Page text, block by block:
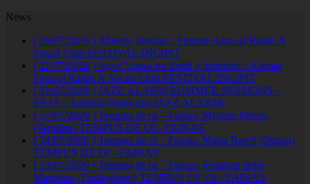
News
[ 28/07/2026 ] Albergo Savoia :: Simone Azzu al Radio X
Social Club FESTIVAL INCIPIT
[ 21/07/2026 ] Joyce Lussu tra fronti e frontiere :: Alessia
Farci al Radio X Social Club FESTIVAL INCIPIT
[ 31/07/2026 ] JAZZ ALARM SUMMER SESSIONS –
EP.19 :: Antonio Floris trio JAZZ ALARM!
[ 27/07/2026 ] Tempus de oi – Fainas: Myriam Mereu
(Terralba) TEMPUS DE OI - FAINAS
[ 24/07/2026 ] Tempus de oi – Fainas: Maria Barca (Ottana)
TEMPUS DE OI - FAINAS
[ 23/07/2026 ] Tempus de oi – Fainas: Jonathan della
Marianna (Escalaplano) TEMPUS DE OI - FAINAS